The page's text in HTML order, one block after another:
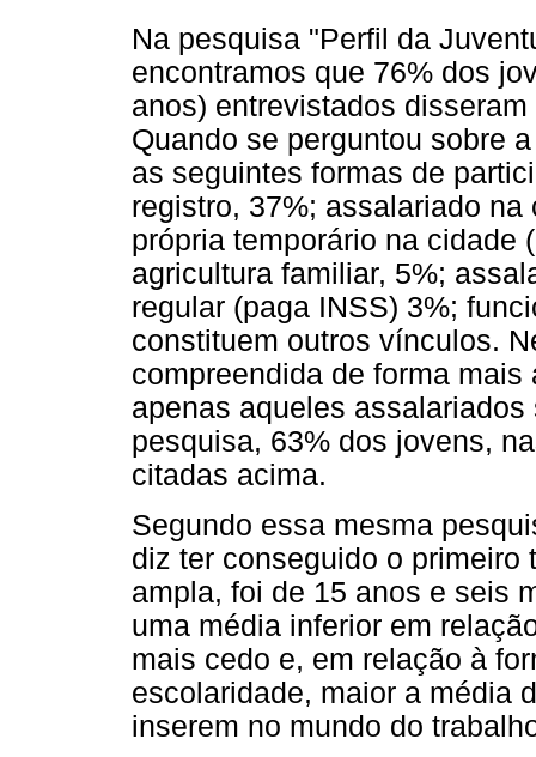
Na pesquisa "Perfil da
encontramos que 76% dos
anos) entrevistados
Quando se perguntou sobre
as seguintes formas de
registro, 37%; assalariado
própria temporário na cidade
agricultura familiar, 5%;
regular (paga INSS) 3%;
constituem outros vínculos.
compreendida de forma
apenas aqueles
pesquisa, 63% dos jovens,
citadas acima.
Segundo essa mesma
diz ter conseguido o primeiro
ampla, foi de 15 anos e seis
uma média inferior em
mais cedo e, em relação à
escolaridade, maior a média
inserem no mundo do